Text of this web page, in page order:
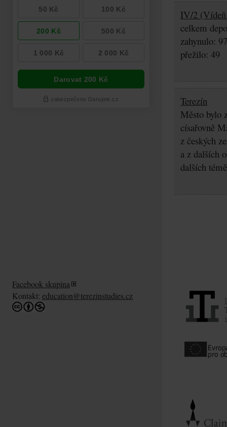
IV/2
celkem
zahynulo:
přežilo: 49
Terezín
Město bylo
císařovně
z českých
a z dalších
dalších
Facebook skupina
Kontakt: education@terezinstudies.cz